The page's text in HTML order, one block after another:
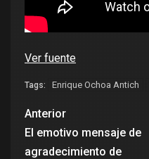
Ver fuente
Tags: Enrique Ochoa Antich
Anterior
El emotivo mensaje de
agradecimiento de